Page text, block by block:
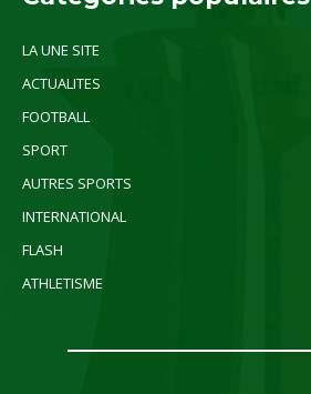
LA UNE SITE
ACTUALITES
FOOTBALL
SPORT
AUTRES SPORTS
INTERNATIONAL
FLASH
ATHLETISME